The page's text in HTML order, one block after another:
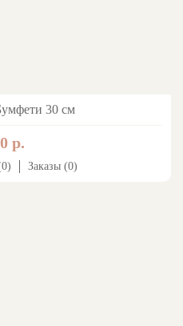
30 см
р.
Заказы (0)